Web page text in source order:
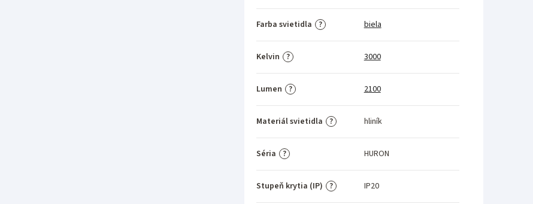
?
Farba svietidla biela
?
Kelvin 3000
?
Lumen 2100
?
Materiál svietidla hliník
?
Séria HURON
?
Stupeň krytia (IP) IP20